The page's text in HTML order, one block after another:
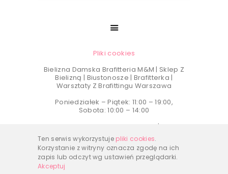
Pliki cookies
Bielizna Damska Brafitteria M&M | Sklep Z
Bielizną | Biustonosze | Brafitterka |
Warsztaty Z Brafittingu Warszawa
Poniedziałek – Piątek: 11:00 – 19:00,
Sobota: 10:00 – 14:00
| e-mail:
biuro@brafitteria.com
Adres firmy:lok. 9, Dzika 4, 00-194
Warszawa
Ten serwis wykorzystuje pliki cookies.
Korzystanie z witryny oznacza zgodę na ich
zapis lub odczyt wg ustawień przeglądarki.
Akceptuj